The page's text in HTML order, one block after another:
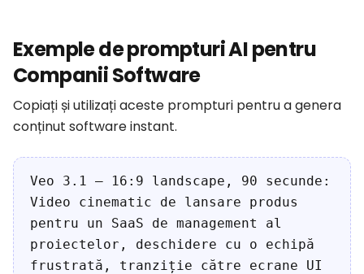
Exemple de prompturi AI pentru
Companii Software
Copiați și utilizați aceste prompturi pentru a genera
conținut software instant.
Veo 3.1 — 16:9 landscape, 90 secunde:
Video cinematic de lansare produs
pentru un SaaS de management al
proiectelor, deschidere cu o echipă
frustrată, tranziție către ecrane UI